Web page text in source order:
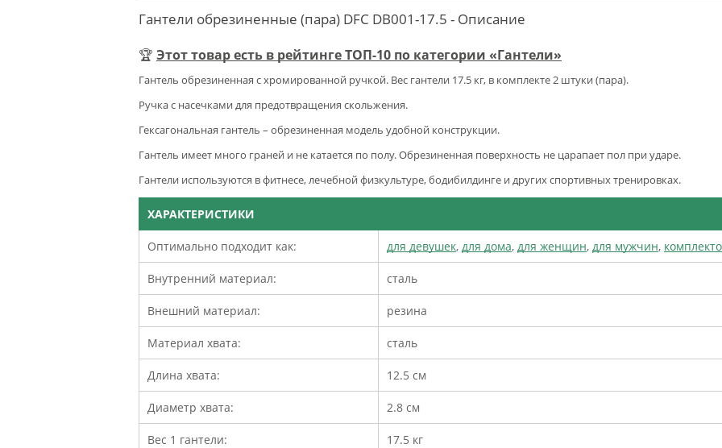
Гантели обрезиненные (пара) DFC DB001-17.5 - Описание
🏆 Этот товар есть в рейтинге ТОП-10 по категории «Гантели»
Гантель обрезиненная с хромированной ручкой. Вес гантели 17.5 кг, в комплекте 2 штуки (пара).
Ручка с насечками для предотвращения скольжения.
Гексагональная гантель – обрезиненная модель удобной конструкции.
Гантель имеет много граней и не катается по полу. Обрезиненная поверхность не царапает пол при ударе.
Гантели используются в фитнесе, лечебной физкультуре, бодибилдинге и других спортивных тренировках.
ХАРАКТЕРИСТИКИ
Оптимально подходит как: для девушек, для дома, для женщин, для мужчин,
Внутренний материал: сталь
Внешний материал: резина
Материал хвата: сталь
Длина хвата: 12.5 см
Диаметр хвата: 2.8 см
Вес 1 гантели: 17.5 кг